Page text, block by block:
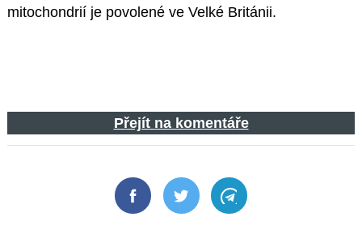
mitochondrií je povolené ve Velké Británii.
Přejít na komentáře
FacebookTwitter Telegram